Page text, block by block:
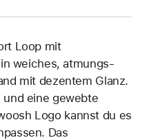
Loop mit
weiches, atmungs­
mit dezentem Glanz.
eine gewebte
Logo kannst du es
Das